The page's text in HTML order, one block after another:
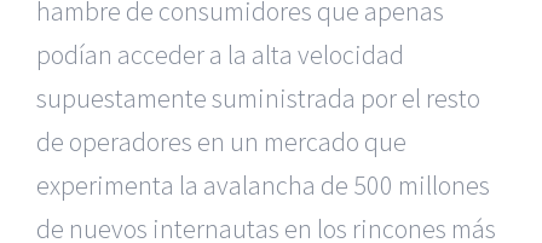
hambre de consumidores que apenas
podían acceder a la alta velocidad
supuestamente suministrada por el resto
de operadores en un mercado que
experimenta la avalancha de 500 millones
de nuevos internautas en los rincones más